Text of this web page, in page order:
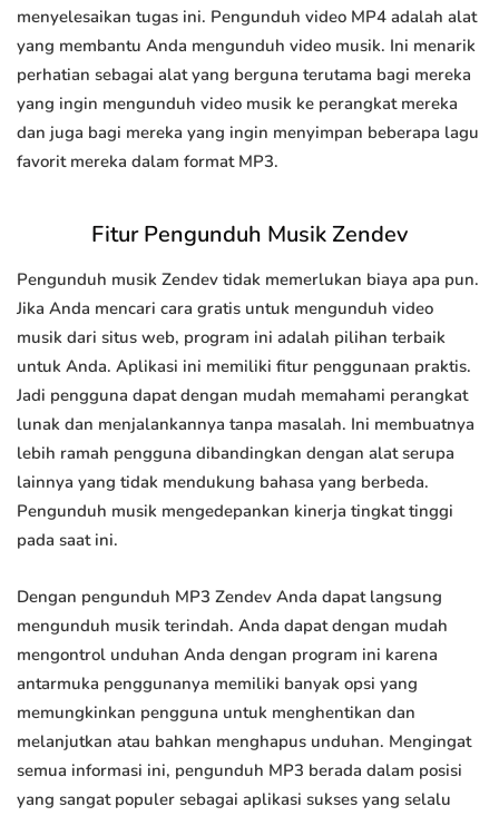
menyelesaikan tugas ini. Pengunduh video MP4 adalah alat
yang membantu Anda mengunduh video musik. Ini menarik
perhatian sebagai alat yang berguna terutama bagi mereka
yang ingin mengunduh video musik ke perangkat mereka
dan juga bagi mereka yang ingin menyimpan beberapa lagu
favorit mereka dalam format MP3.
Fitur Pengunduh Musik Zendev
Pengunduh musik Zendev tidak memerlukan biaya apa pun.
Jika Anda mencari cara gratis untuk mengunduh video
musik dari situs web, program ini adalah pilihan terbaik
untuk Anda. Aplikasi ini memiliki fitur penggunaan praktis.
Jadi pengguna dapat dengan mudah memahami perangkat
lunak dan menjalankannya tanpa masalah. Ini membuatnya
lebih ramah pengguna dibandingkan dengan alat serupa
lainnya yang tidak mendukung bahasa yang berbeda.
Pengunduh musik mengedepankan kinerja tingkat tinggi
pada saat ini.
Dengan pengunduh MP3 Zendev Anda dapat langsung
mengunduh musik terindah. Anda dapat dengan mudah
mengontrol unduhan Anda dengan program ini karena
antarmuka penggunanya memiliki banyak opsi yang
memungkinkan pengguna untuk menghentikan dan
melanjutkan atau bahkan menghapus unduhan. Mengingat
semua informasi ini, pengunduh MP3 berada dalam posisi
yang sangat populer sebagai aplikasi sukses yang selalu